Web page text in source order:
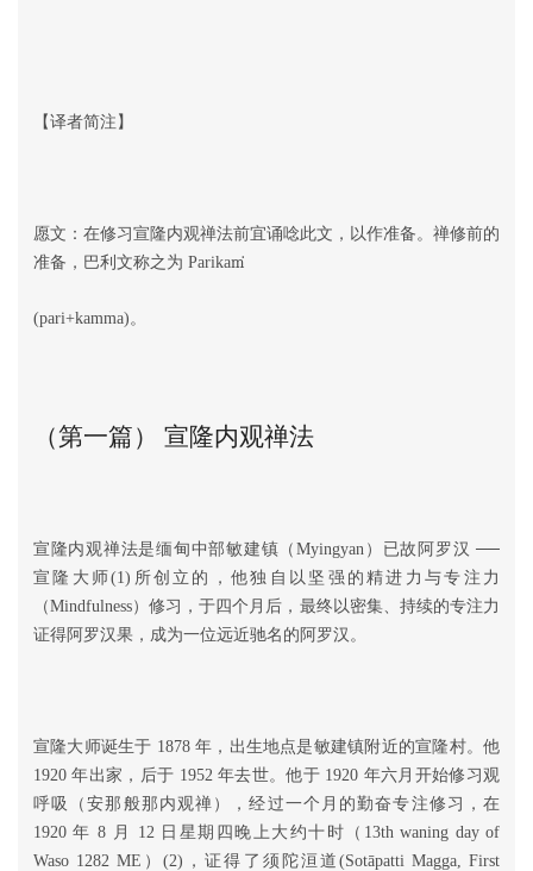
【译者简注】
愿文：在修习宣隆内观禅法前宜诵唸此文，以作准备。禅修前的
准备，巴利文称之为 Parikaṁ
(pari+kamma)。
（第一篇） 宣隆内观禅法
宣隆内观禅法是缅甸中部敏建镇（Myingyan）已故阿罗汉 ──
宣隆大师(1)所创立的，他独自以坚强的精进力与专注力
（Mindfulness）修习，于四个月后，最终以密集、持续的专注力
证得阿罗汉果，成为一位远近驰名的阿罗汉。
宣隆大师诞生于 1878 年，出生地点是敏建镇附近的宣隆村。他
1920 年出家，后于 1952 年去世。他于 1920 年六月开始修习观
呼吸（安那般那内观禅），经过一个月的勤奋专注修习，在
1920 年 8 月 12 日星期四晚上大约十时（13th waning day of
Waso 1282 ME）(2)，证得了须陀洹道(Sotāpatti Magga, First